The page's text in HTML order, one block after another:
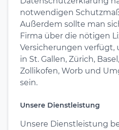
notwendigen
Außerdem sollte man
Firma über die nötigen
Versicherungen verfügt,
in St. Gallen, Zürich,
Zollikofen, Worb und
sein.
Unsere Dienstleistung
Unsere Dienstleistung